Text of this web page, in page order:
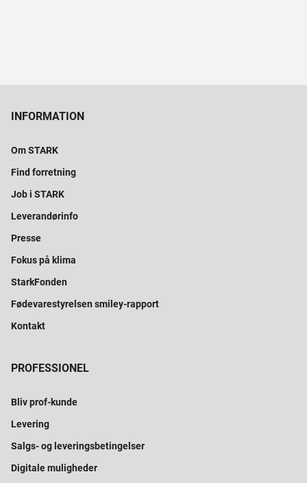
INFORMATION
Om STARK
Find forretning
Job i STARK
Leverandørinfo
Presse
Fokus på klima
StarkFonden
Fødevarestyrelsen smiley-rapport
Kontakt
PROFESSIONEL
Bliv prof-kunde
Levering
Salgs- og leveringsbetingelser
Digitale muligheder